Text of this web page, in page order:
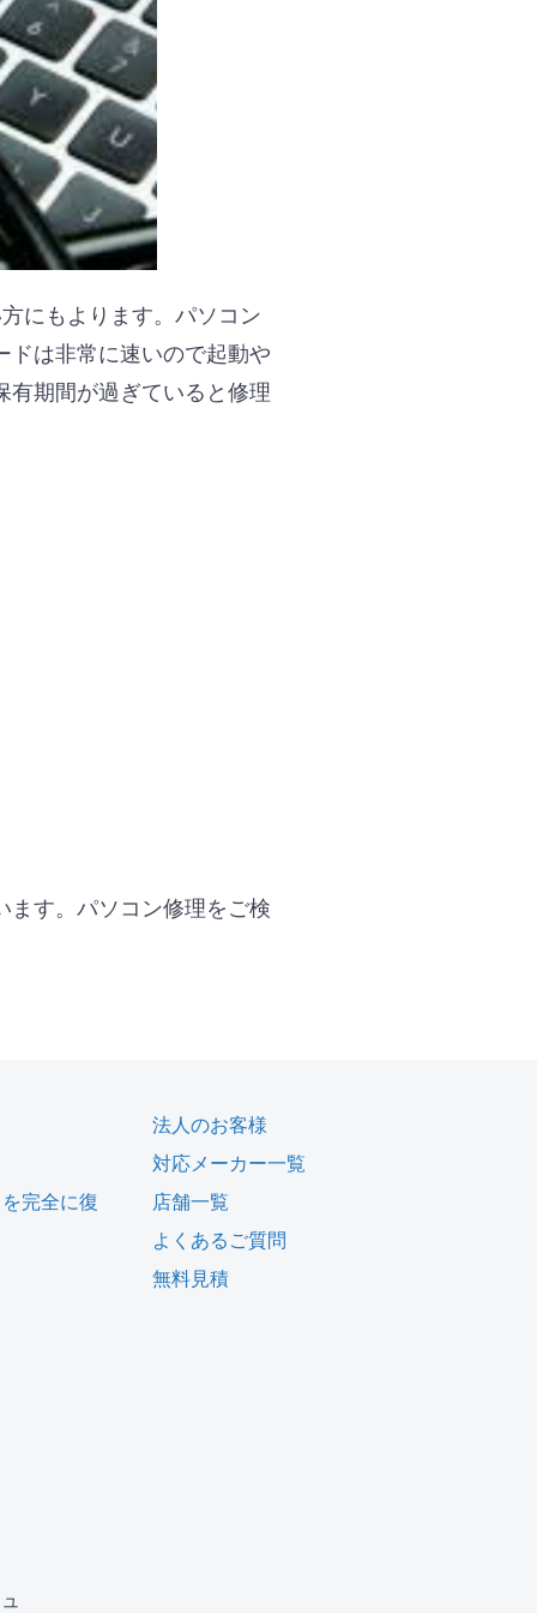
にもよります。パソコン
は非常に速いので起動や
期間が過ぎていると修理
す。パソコン修理をご検
完全に復
法人のお客様
対応メーカー一覧
店舗一覧
よくあるご質問
無料見積